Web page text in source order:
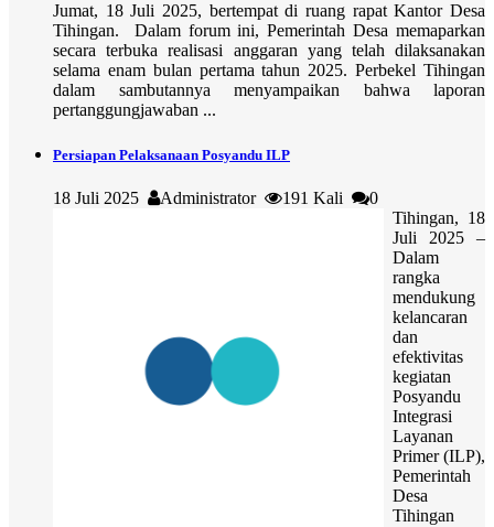
Jumat, 18 Juli 2025, bertempat di ruang rapat Kantor Desa
Tihingan. Dalam forum ini, Pemerintah Desa memaparkan
secara terbuka realisasi anggaran yang telah dilaksanakan
selama enam bulan pertama tahun 2025. Perbekel Tihingan
dalam sambutannya menyampaikan bahwa laporan
pertanggungjawaban ...
Persiapan Pelaksanaan Posyandu ILP
18 Juli 2025 Administrator 191 Kali
0
Tihingan, 18
Juli 2025 –
Dalam
rangka
mendukung
kelancaran
dan
efektivitas
kegiatan
Posyandu
Integrasi
Layanan
Primer (ILP),
Pemerintah
Desa
Tihingan